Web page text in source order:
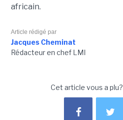
africain.
Article rédigé par
Jacques Cheminat
Rédacteur en chef LMI
Cet article vous a plu?